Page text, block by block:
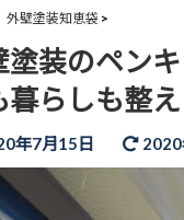
外壁塗装知恵袋
塗装のペン
暮らしも整え
年7月15日